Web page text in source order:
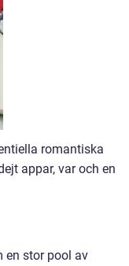
romantiska
appar, var och en
en stor pool av